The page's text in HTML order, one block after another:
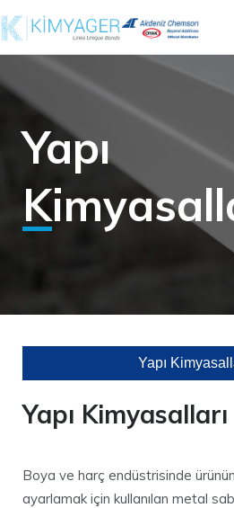
Yapı
Yapı
Yapı Kimyasalları
Boya ve harç endüstrisinde
ayarlamak için kullanılan metal